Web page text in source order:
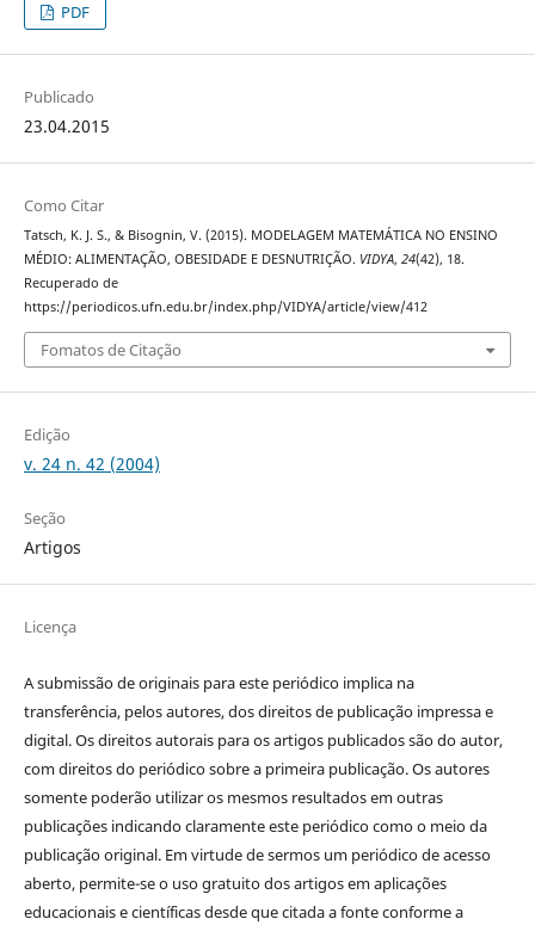
PDF
Publicado
23.04.2015
Como Citar
Tatsch, K. J. S., & Bisognin, V. (2015). MODELAGEM MATEMÁTICA NO ENSINO
MÉDIO: ALIMENTAÇÃO, OBESIDADE E DESNUTRIÇÃO. VIDYA, 24(42), 18.
Recuperado de
https://periodicos.ufn.edu.br/index.php/VIDYA/article/view/412
Fomatos de Citação
Edição
v. 24 n. 42 (2004)
Seção
Artigos
Licença
A submissão de originais para este periódico implica na
transferência, pelos autores, dos direitos de publicação impressa e
digital. Os direitos autorais para os artigos publicados são do autor,
com direitos do periódico sobre a primeira publicação. Os autores
somente poderão utilizar os mesmos resultados em outras
publicações indicando claramente este periódico como o meio da
publicação original. Em virtude de sermos um periódico de acesso
aberto, permite-se o uso gratuito dos artigos em aplicações
educacionais e científicas desde que citada a fonte conforme a